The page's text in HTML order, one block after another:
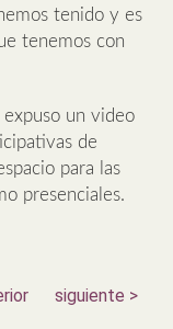
tenido y es
tenemos con
un video
de
para las
presenciales.
siguiente >